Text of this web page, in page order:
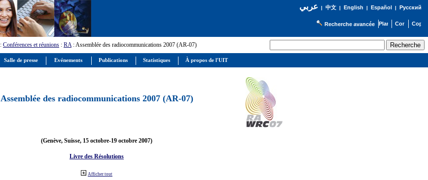
عربي| 中文| English | Español | Русский
Recherche avancée
: Conférences et réunions : RA: Assemblée des radiocommunications 2007 (AR-07)
Assemblée des radiocommunications 2007 (AR-07)
(Genève, Suisse, 15 octobre-19 octobre 2007)
Livre des Résolutions
Afficher tout
Salle de presse Evénements Publications Statistiques À propos de l'UIT